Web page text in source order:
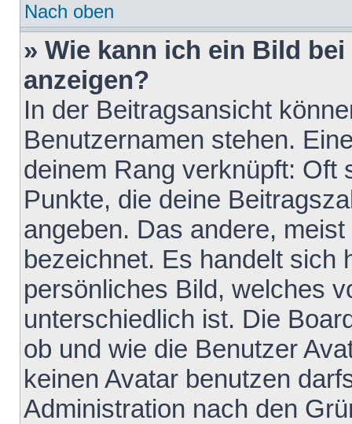
Nach oben
» Wie kann ich ein Bild
anzeigen?
In der Beitragsansicht
Benutzernamen stehen.
deinem Rang verknüpft: Oft
Punkte, die deine
angeben. Das andere,
bezeichnet. Es handelt sich
persönliches Bild, welches
unterschiedlich ist. Die
ob und wie die Benutzer
keinen Avatar benutzen
Administration nach den